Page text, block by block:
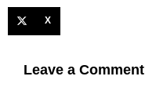
X
Leave a Comment